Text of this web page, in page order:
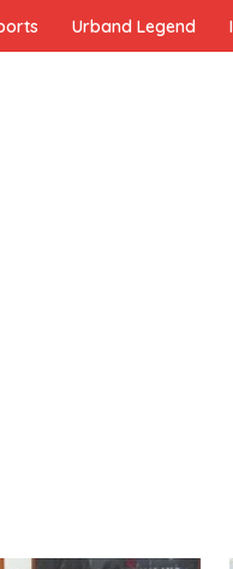
Urband Legend